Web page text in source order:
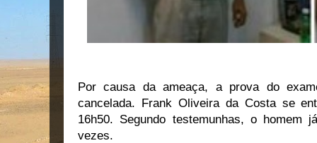
Por causa da ameaça, a prova do
cancelada. Frank Oliveira da Costa se
16h50. Segundo testemunhas, o homem
vezes.